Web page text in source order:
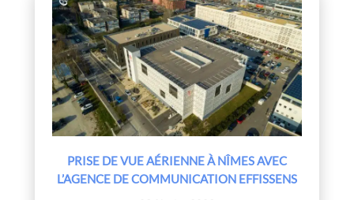
PRISE DE VUE AÉRIENNE À NÎMES AVEC
L’AGENCE DE COMMUNICATION EFFISSENS